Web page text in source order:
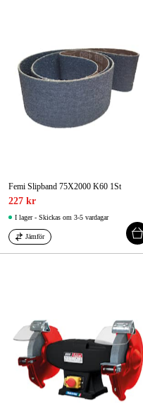
Femi Slipband 75X2000 K60 1St
227 kr
I lager - Skickas om 3-5 vardagar
Jämför